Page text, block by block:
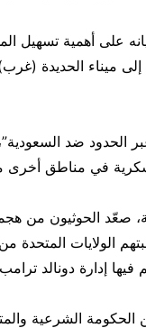
على أهمية تسهيل
ميناء الحديدة
الحدود ضد
في مناطق أخرى
صعّد الحوثيون من
الولايات المتحدة
فيها إدارة دونالد
الحكومة الشرعية